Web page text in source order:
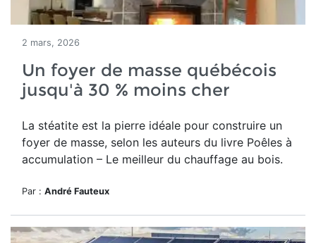
2 mars, 2026
Un foyer de masse québécois
jusqu'à 30 % moins cher
La stéatite est la pierre idéale pour construire un
foyer de masse, selon les auteurs du livre Poêles à
accumulation – Le meilleur du chauffage au bois.
Par : André Fauteux